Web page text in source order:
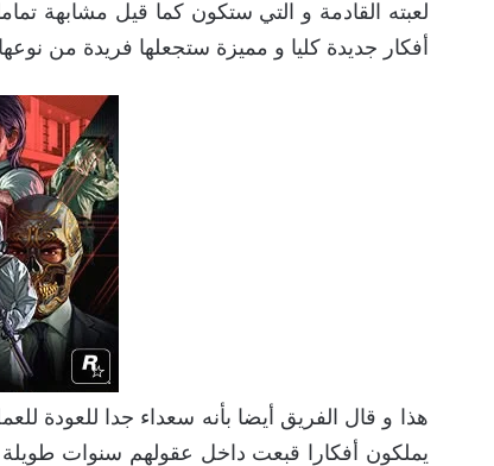
لعبته القادمة و التي ستكون كما قيل مشابهة
أفكار جديدة كليا و مميزة ستجعلها فريدة من
هذا و قال الفريق أيضا بأنه سعداء جدا للعودة
يملكون أفكارا قبعت داخل عقولهم سنوات طويلة